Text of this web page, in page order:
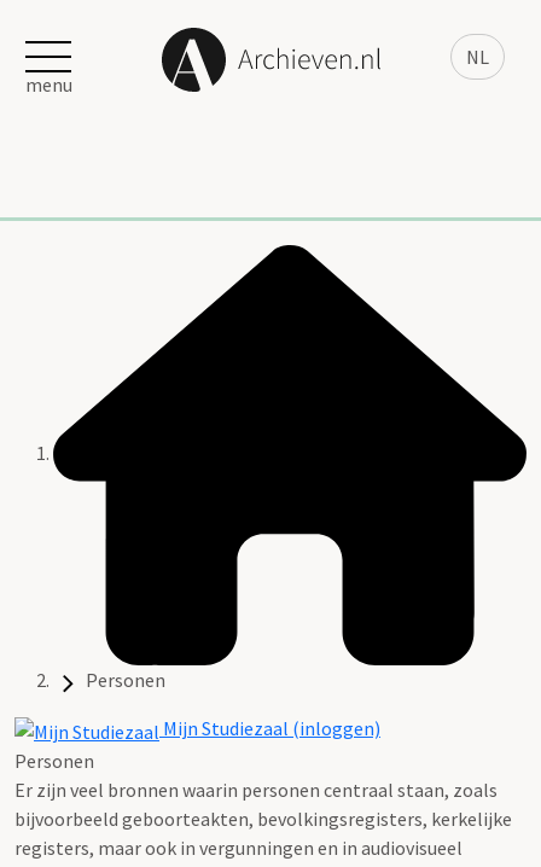
NL
menu
Personen
Mijn Studiezaal (inloggen)
Personen
Er zijn veel bronnen waarin personen centraal staan, zoals
bijvoorbeeld geboorteakten, bevolkingsregisters, kerkelijke
registers, maar ook in vergunningen en in audiovisueel